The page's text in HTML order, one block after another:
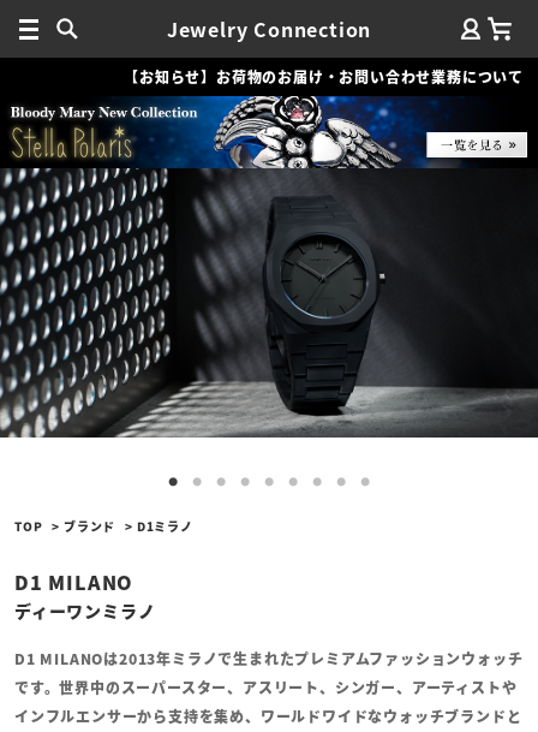
Jewelry Connection
【お知らせ】お荷物のお届け・お問い合わせ業務について
TOP ブランド D1ミラノ
D1 MILANO
ディーワンミラノ
D1 MILANOは2013年ミラノで生まれたプレミアムファッションウォッチ
です。世界中のスーパースター、アスリート、シンガー、アーティストや
インフルエンサーから支持を集め、ワールドワイドなウォッチブランドと